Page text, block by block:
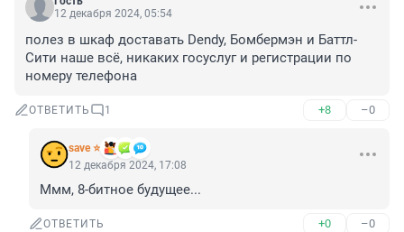
12 декабря 2024, 05:54
полез в шкаф доставать Dendy, Бомбермэн и Баттл-
Сити наше всё, никаких госуслуг и регистрации по
номеру телефона
ОТВЕТИТЬ 1 +8 –0
save ⭐
12 декабря 2024, 17:08
Ммм, 8-битное будущее...
ОТВЕТИТЬ +0 –0